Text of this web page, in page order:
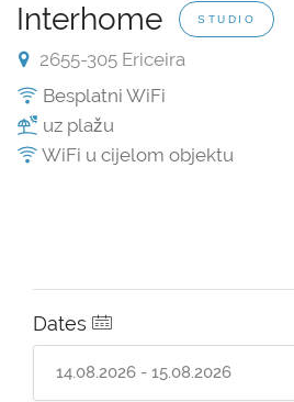
Interhome
STUDIO
2655-305 Ericeira
Besplatni WiFi
uz plažu
WiFi u cijelom objektu
Dates